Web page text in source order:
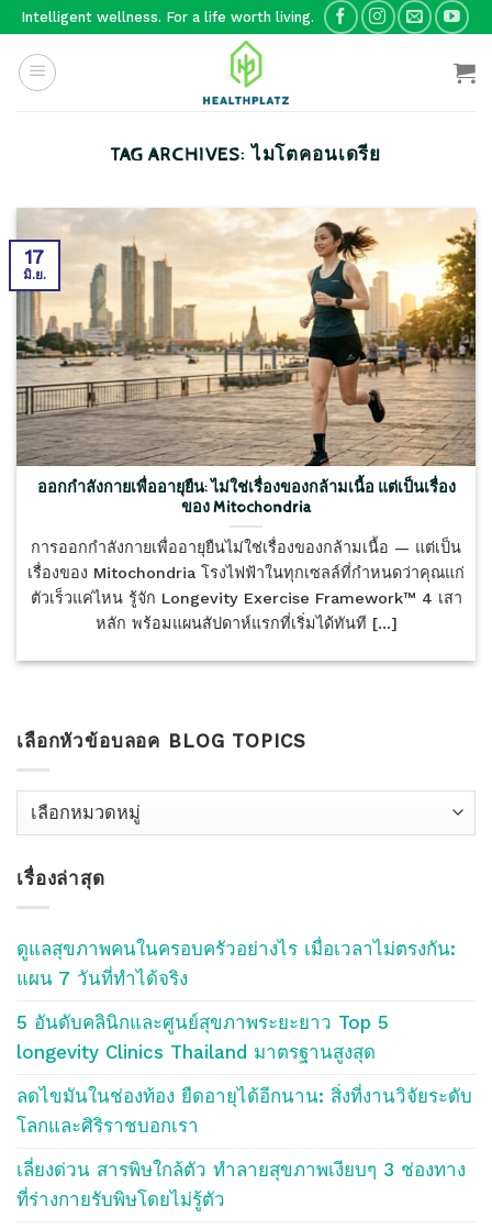
Skip
content
Intelligent wellness. For a life worth living.
TAG ARCHIVES: ไมโตคอนเดรีย
ออกกำลังกายเพื่ออายุยืน: ไม่ใช่เรื่องของกล้ามเนื้อ แต่เป็นเรื่อง
ของ Mitochondria
การออกกำลังกายเพื่ออายุยืนไม่ใช่เรื่องของกล้ามเนื้อ — แต่เป็น
เรื่องของ Mitochondria โรงไฟฟ้าในทุกเซลล์ที่กำหนดว่าคุณแก่
ตัวเร็วแค่ไหน รู้จัก Longevity Exercise Framework™ 4 เสา
หลัก พร้อมแผนสัปดาห์แรกที่เริ่มได้ทันที [...]
17
มิ.ย.
เลือกหัวข้อบลอค BLOG TOPICS
เลือก
บลอค
Blog
เรื่องล่าสุด
ดูแลสุขภาพคนในครอบครัวอย่างไร เมื่อเวลาไม่ตรงกัน:
แผน 7 วันที่ทำได้จริง
5 อันดับคลินิกและศูนย์สุขภาพระยะยาว Top 5
longevity Clinics Thailand มาตรฐานสูงสุด
ลดไขมันในช่องท้อง ยืดอายุได้อีกนาน: สิ่งที่งานวิจัยระดับ
โลกและศิริราชบอกเรา
เลี่ยงด่วน สารพิษใกล้ตัว ทำลายสุขภาพเงียบๆ 3 ช่องทาง
ที่ร่างกายรับพิษโดยไม่รู้ตัว